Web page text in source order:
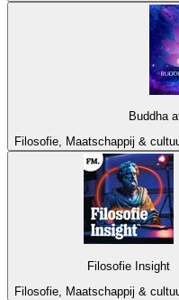
Buddha
Filosofie, Maatschappij &
Filosofie Insight
Filosofie, Maatschappij &